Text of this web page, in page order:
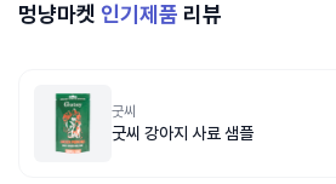
멍냥마켓 인기제품 리뷰
굿씨
굿씨 강아지 사료 샘플